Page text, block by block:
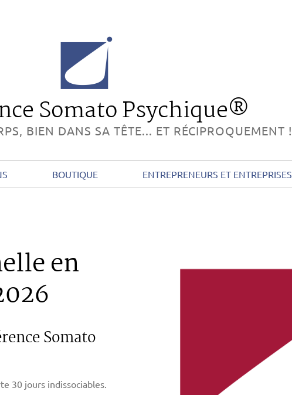
Somato Psychique®
BIEN DANS SA TÊTE... ET RÉCIPROQUEMENT !
BOUTIQUE ENTREPRENEURS ET ENTREPRISES
en
Somato
30 jours indissociables.